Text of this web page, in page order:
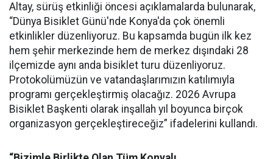
Altay, sürüş etkinliği öncesi açıklamalarda bulunarak,
“Dünya Bisiklet Günü'nde Konya'da çok önemli
etkinlikler düzenliyoruz. Bu kapsamda bugün ilk kez
hem şehir merkezinde hem de merkez dışındaki 28
ilçemizde aynı anda bisiklet turu düzenliyoruz.
Protokolümüzün ve vatandaşlarımızın katılımıyla
programı gerçekleştirmiş olacağız. 2026 Avrupa
Bisiklet Başkenti olarak inşallah yıl boyunca birçok
organizasyon gerçekleştireceğiz” ifadelerini kullandı.